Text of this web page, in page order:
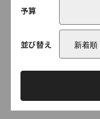
予算
並び替え